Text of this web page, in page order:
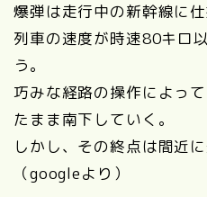
爆弾は走行中の新幹線に仕
列車の速度が時速80キロ
う。
巧みな経路の操作によっ
たまま南下していく。
しかし、その終点は間近
（googleより）